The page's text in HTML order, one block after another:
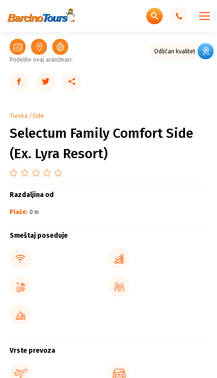
Odličan kvalitet
Podelite ovaj aranžman:
Turska Side
Selectum Family Comfort Side
(Ex. Lyra Resort)
Razdaljina od
Plaže: 0 m
Smeštaj poseduje
Vrste prevoza